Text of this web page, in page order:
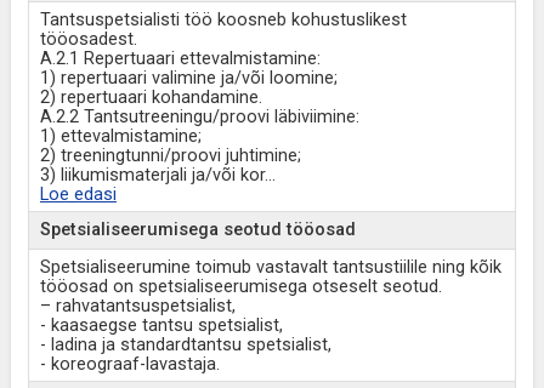
Tantsuspetsialisti töö koosneb kohustuslikest
tööosadest.
A.2.1 Repertuaari ettevalmistamine:
1) repertuaari valimine ja/või loomine;
2) repertuaari kohandamine.
A.2.2 Tantsutreeningu/proovi läbiviimine:
1) ettevalmistamine;
2) treeningtunni/proovi juhtimine;
3) liikumismaterjali ja/või kor...
Loe edasi
Spetsialiseerumisega seotud tööosad
Spetsialiseerumine toimub vastavalt tantsustiilile ning kõik
tööosad on spetsialiseerumisega otseselt seotud.
– rahvatantsuspetsialist,
- kaasaegse tantsu spetsialist,
- ladina ja standardtantsu spetsialist,
- koreograaf-lavastaja.